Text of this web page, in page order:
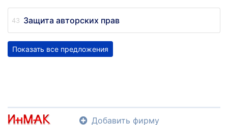
Защита авторских прав
Показать все предложения
Добавить фирму